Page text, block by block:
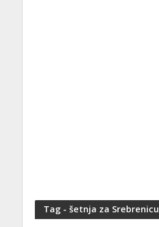
Tag - šetnja za Srebrenicu